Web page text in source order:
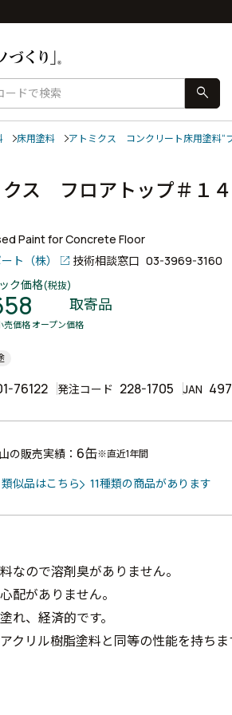
search
床用塗料 アトミクス コンクリート床用塗料“
クス フロアトップ＃１
Paint for Concrete Floor
ト（株）
技術相談窓口 03-3969-3160
ク価格(税抜)
取寄品
売価格オープン価格
76122 発注コード 228-1705 JAN
の販売実績： 6缶※直近1年間
似品はこちら 11種類の商品があります
なので溶剤臭がありません。
配がありません。
れ、経済的です。
クリル樹脂塗料と同等の性能を持ちま